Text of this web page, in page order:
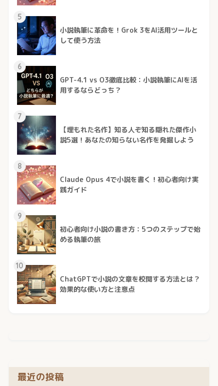
5
小説執筆に革命を！Grok 3をAI活用ツールと
して使う方法
6
GPT-4.1 vs O3徹底比較：小説執筆にAIを活
用するならどっち？
7
【埋もれた名作】知る人ぞ知る隠れた傑作小
説5選！あなたの知らない名作を発掘しよう
8
Claude Opus 4で小説を書く！初心者向け実
践ガイド
9
初心者向け小説の書き方：5つのステップで始
める執筆の旅
10
ChatGPTで小説の文章を校閲する方法とは？
効果的な使い方と注意点
最近の投稿